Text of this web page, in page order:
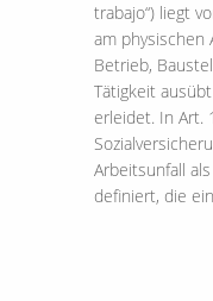
trabajo“) liegt
am physischen
Betrieb,
Tätigkeit
erleidet. In Art.
Arbeitsunfall
definiert, die